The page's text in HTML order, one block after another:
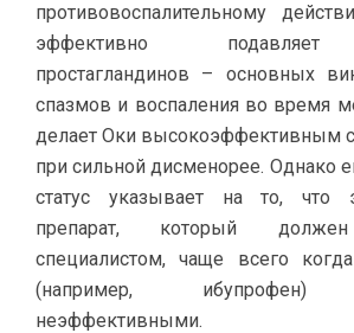
противовоспалительному
эффективно подавляет
простагландинов – основных
спазмов и воспаления во время
делает Оки высокоэффективным
при сильной дисменорее. Однако
статус указывает на то, что
препарат, который должен
специалистом, чаще всего
(например, ибупрофен)
неэффективными.